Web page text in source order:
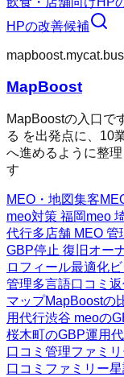
HPの改善候補
MapBoost
MapBoostの入口で
る を出発点に、10
へ進めるように整
す
MEO・地図集客
meo対策 福岡meo
代行多店舗 MEO 管
GBP停止 復旧 オー
ロフィール最適化
管理多言語口コミ
マップMapBoostの
用代行渋谷 meoの
桜木町のGBP運用
口コミ管理ファミリ
口コミファミリー